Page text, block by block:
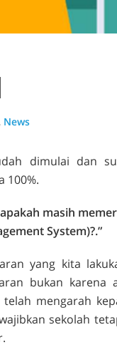
, News
dimulai dan
100%.
masih
System)?.”
yang kita
bukan karena
mengarah
sekolah